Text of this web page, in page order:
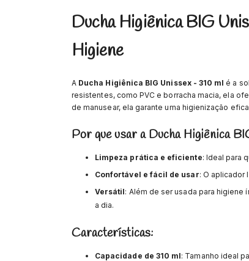
Ducha Higiênica BIG
Higiene
A Ducha Higiênica BIG Unissex - 310 ml é a
resistentes, como PVC e borracha macia, ela
de manusear, ela garante uma higienização
Por que usar a Ducha Higiênica
Limpeza prática e eficiente: Ideal para
Confortável e fácil de usar: O aplicador
Versátil: Além de ser usada para
a dia.
Características:
Capacidade de 310 ml: Tamanho ideal